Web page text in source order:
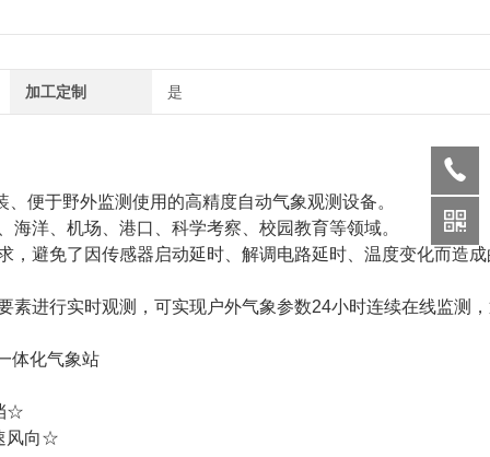
加工定制 是
便于野外监测使用的高精度自动气象观测设备。
洋、机场、港口、科学考察、校园教育等领域。
避免了因传感器启动延时、解调电路延时、温度变化而造
进行实时观测，可实现户外气象参数24小时连续在线监测
☆
风向☆